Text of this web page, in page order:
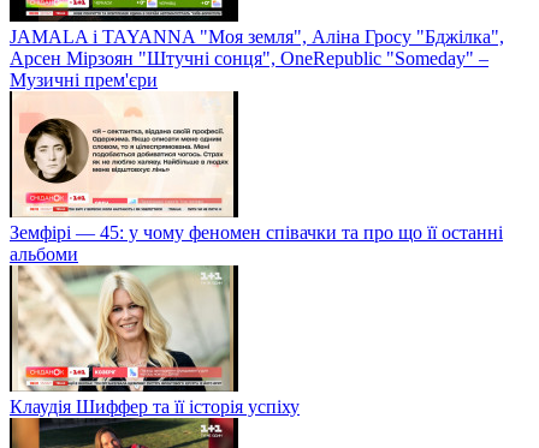
JAMALA і TAYANNA "Моя земля", Аліна Гросу "Бджілка",
Арсен Мірзоян "Штучні сонця", OneRepublic "Someday" –
Музичні прем'єри
Земфірі — 45: у чому феномен співачки та про що її останні
альбоми
Клаудія Шиффер та її історія успіху